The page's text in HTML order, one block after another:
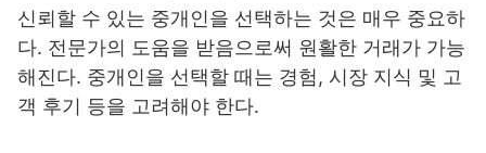
신뢰할 수 있는 중개인을 선택하는 것은 매우 중요하
다. 전문가의 도움을 받음으로써 원활한 거래가 가능
해진다. 중개인을 선택할 때는 경험, 시장 지식 및 고
객 후기 등을 고려해야 한다.